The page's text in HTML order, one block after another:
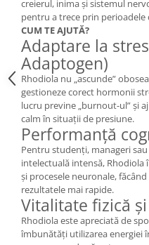
creierul, inima și sistemul
pentru a trece prin perioadele
CUM TE AJUTĂ?
Adaptare la
Adaptogen)
Rhodiola nu „ascunde”
gestioneze corect hormonii
lucru previne „burnout-ul” și
calm în situații de presiune.
Performanță
Pentru studenți, manageri
intelectuală intensă,
și procesele neuronale,
rezultatele mai rapide.
Vitalitate fizică
Rhodiola este apreciată de
îmbunătăți utilizarea energiei